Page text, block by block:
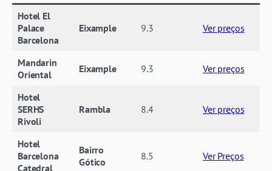
Hotel El
Palace
Barcelona
Eixample 9.3 Ver preços
Mandarin
Oriental
Eixample 9.3 Ver preços
Hotel
SERHS
Rivoli
Rambla 8.4 Ver preços
Hotel
Barcelona
Catedral
Bairro
Gótico
8.5 Ver Preços